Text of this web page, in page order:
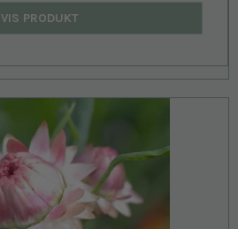
VIS PRODUKT